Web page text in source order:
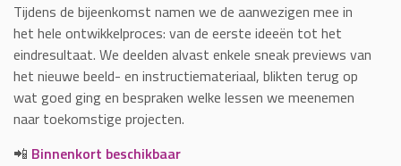
Tijdens de bijeenkomst namen we de aanwezigen mee in
het hele ontwikkelproces: van de eerste ideeën tot het
eindresultaat. We deelden alvast enkele sneak previews van
het nieuwe beeld- en instructiemateriaal, blikten terug op
wat goed ging en bespraken welke lessen we meenemen
naar toekomstige projecten.
📲 Binnenkort beschikbaar